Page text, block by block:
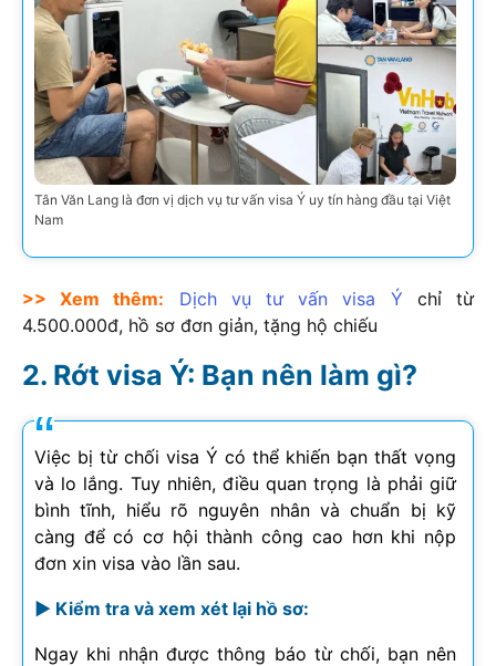
Tân Văn Lang là đơn vị dịch vụ tư vấn visa Ý uy tín hàng đầu tại Việt
Nam
>> Xem thêm: Dịch vụ tư vấn visa Ý chỉ từ
4.500.000đ, hồ sơ đơn giản, tặng hộ chiếu
Rớt visa Ý: Bạn nên làm gì?
Việc bị từ chối visa Ý có thể khiến bạn thất vọng
và lo lắng. Tuy nhiên, điều quan trọng là phải giữ
bình tĩnh, hiểu rõ nguyên nhân và chuẩn bị kỹ
càng để có cơ hội thành công cao hơn khi nộp
đơn xin visa vào lần sau.
► Kiểm tra và xem xét lại hồ sơ:
Ngay khi nhận được thông báo từ chối, bạn nên